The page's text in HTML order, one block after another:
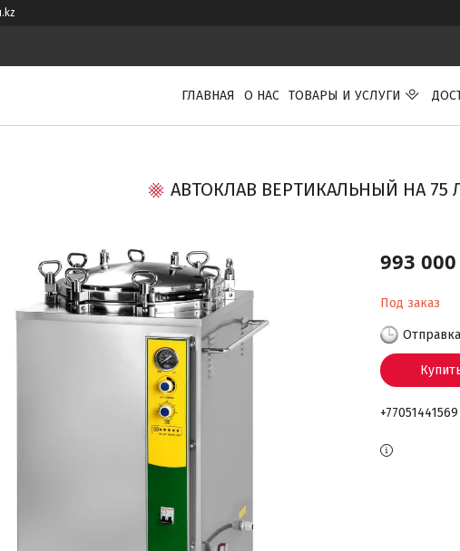
ГЛАВНАЯ О НАС ТОВАРЫ И УСЛУГИ
АВТОКЛАВ ВЕРТИКАЛЬНЫЙ НА 75
993
Под заказ
+77051441569